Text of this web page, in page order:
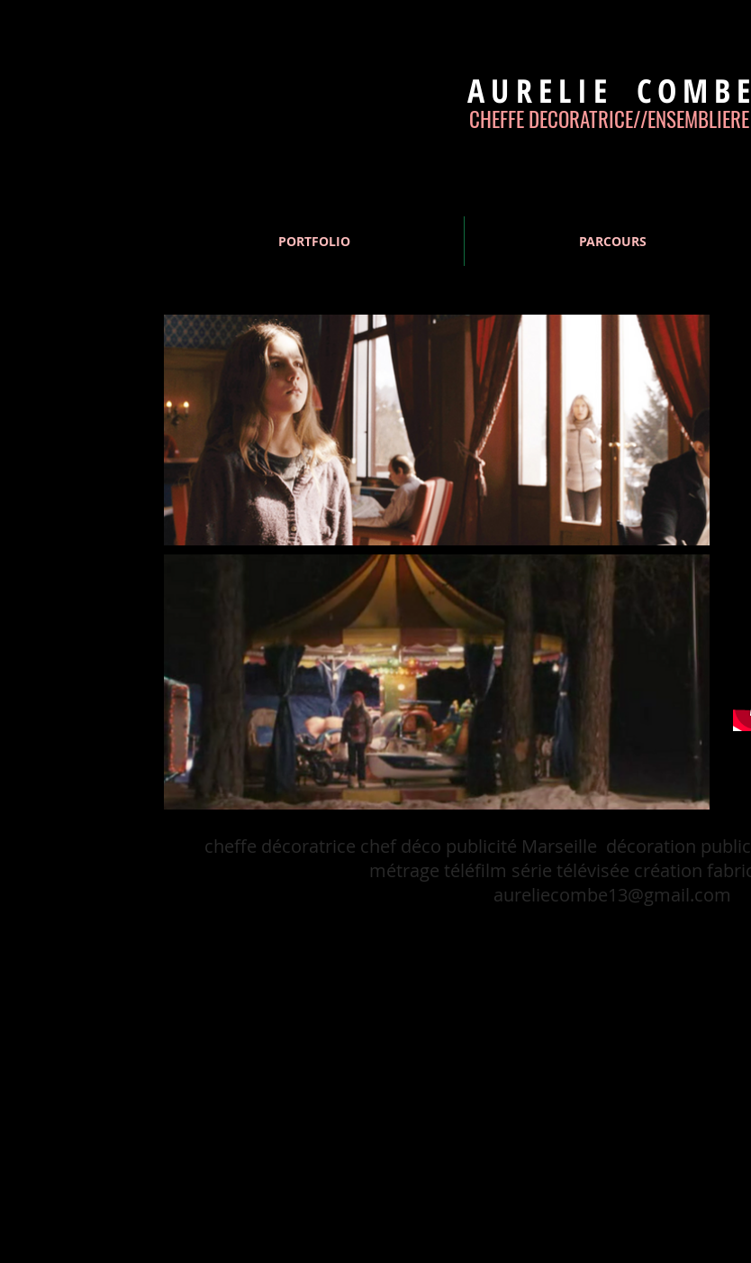
AURELIE COMBE
CHEFFE DECORATRICE//ENSEMBLIERE
PORTFOLIO PARCOURS
cheffe décoratrice chef déco publicité Marseille décoration
métrage téléfilm série télévisée création
aureliecombe13@gmail.com